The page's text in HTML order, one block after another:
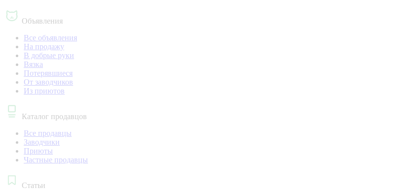
Объявления
Все объявления
На продажу
В добрые руки
Вязка
Потерявшиеся
От заводчиков
Из приютов
Каталог продавцов
Все продавцы
Заводчики
Приюты
Частные продавцы
Статьи